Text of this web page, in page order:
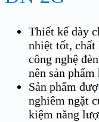
Thiết kế dày
nhiệt tốt, chất
công nghệ
nên sản phẩm
Sản phẩm
nghiêm ngặt
kiệm năng